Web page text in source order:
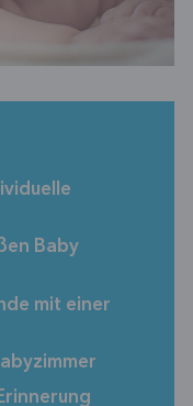
Baby
mit einer